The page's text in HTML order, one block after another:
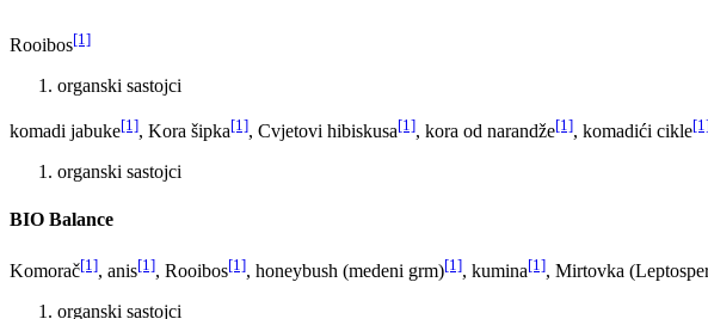
Rooibos[1]
organski sastojci
komadi jabuke[1], Kora šipka[1], Cvjetovi hibiskusa[1], kora od narandže[1], komadići cikle
organski sastojci
BIO Balance
Komorač[1], anis[1], Rooibos[1], honeybush (medeni grm)[1], kumina[1], Mirtovka
organski sastojci